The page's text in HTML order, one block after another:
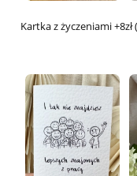
Kartka z życzeniami +8zł